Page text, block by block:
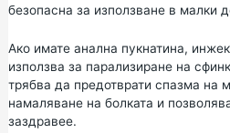
безопасна за използване в малки
Ако имате анална пукнатина,
използва за парализиране на
трябва да предотврати спазма на
намаляване на болката и
заздравее.